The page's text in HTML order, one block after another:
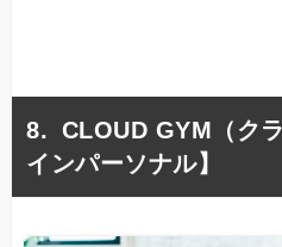
CLOUD GYM（ク
インパーソナル】